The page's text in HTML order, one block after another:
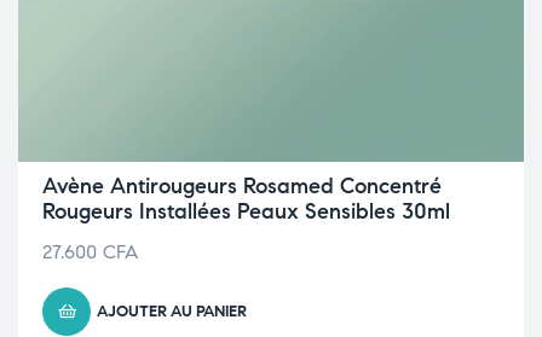
Avène Antirougeurs Rosamed Concentré
Rougeurs Installées Peaux Sensibles 30ml
27.600 CFA
AJOUTER AU PANIER